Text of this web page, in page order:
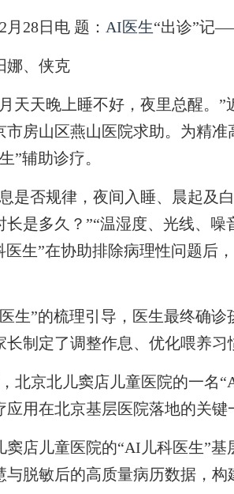
28日电 题： AI医生“出诊”记
、侠克
天晚上睡不好，夜里总醒。”
市房山区燕山医院求助。为精
”辅助诊疗。
否规律，夜间入睡、晨起及白
长是多久？”“温湿度、光线、
生”在协助排除病理性问题后
”的梳理引导，医生最终确诊
长制定了调整作息、优化喂养
京北儿窦店儿童医院的一名
应用在北京基层医院落地的关键
儿童医院的“AI儿科医生”基
与脱敏后的高质量病历数据，